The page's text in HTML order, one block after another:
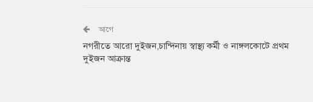
আগে
নগরীতে আরো দুইজন,চান্দিনায় স্বাস্থ্য কর্মী ও নাঙ্গলকোটে প্রথম
দুইজন আক্রান্ত